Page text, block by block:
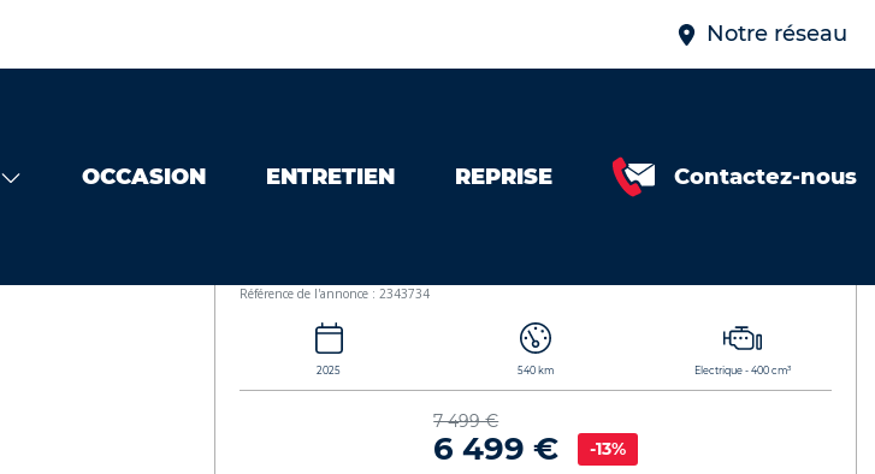
Notre réseau
OCCASION ENTRETIEN REPRISE Contactez-nous
Référence de l'annonce : 2343734
2025 540 km Electrique - 400 cm3
7 499 €
6 499 € -13%